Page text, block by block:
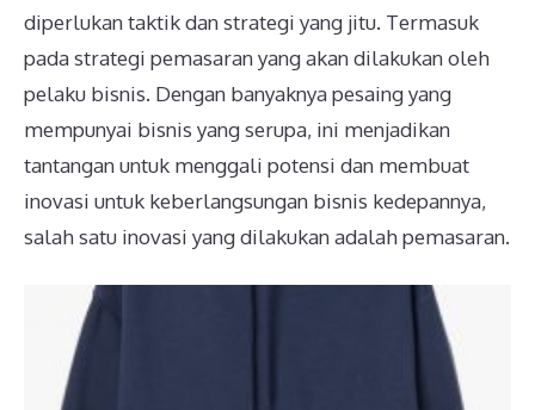
diperlukan taktik dan strategi yang jitu. Termasuk
pada strategi pemasaran yang akan dilakukan oleh
pelaku bisnis. Dengan banyaknya pesaing yang
mempunyai bisnis yang serupa, ini menjadikan
tantangan untuk menggali potensi dan membuat
inovasi untuk keberlangsungan bisnis kedepannya,
salah satu inovasi yang dilakukan adalah pemasaran.